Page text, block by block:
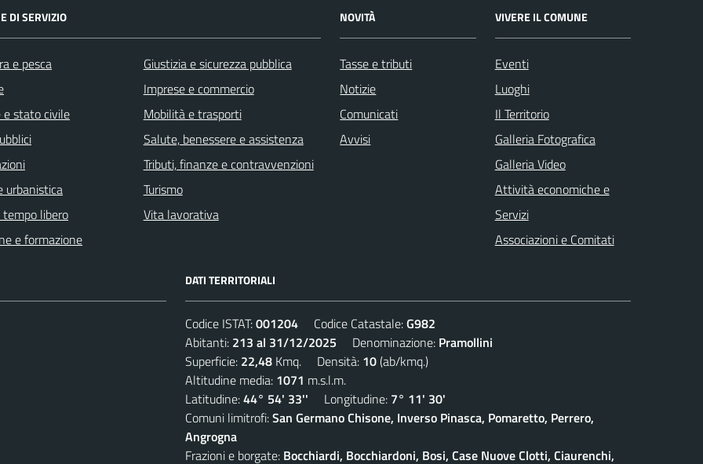
DI SERVIZIO
e pesca
e stato civile
urbanistica
libero
e formazione
Giustizia e sicurezza pubblica
Imprese e commercio
Mobilità e trasporti
Salute, benessere e assistenza
Tributi, finanze e contravvenzioni
Turismo
Vita lavorativa
NOVITÀ
Tasse e tributi
Notizie
Comunicati
Avvisi
VIVERE IL COMUNE
Eventi
Luoghi
Il Territorio
Galleria Fotografica
Galleria Video
Attività economiche e
Servizi
Associazioni e Comitati
DATI TERRITORIALI
Codice ISTAT:001204 Codice Catastale:G982
Abitanti: 213 al 31/12/2025 Denominazione: Pramollini
Superficie: 22,48 Kmq. Densità: 10(ab/kmq.)
Altitudine media: 1071 m.s.l.m.
Latitudine:44° 54' 33'' Longitudine: 7° 11' 30'
Comuni limitrofi:San Germano Chisone, Inverso Pinasca, Pomaretto, Perrero,
Angrogna
Frazioni e borgate: Bocchiardi, Bocchiardoni, Bosi, Case Nuove Clotti, Ciaurenchi,